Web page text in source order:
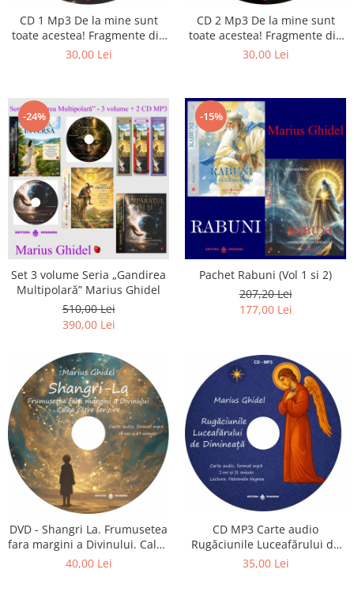
Literatura
Psihologie
Stiinta
CD 1 Mp3 De la mine sunt
toate acestea! Fragmente din
cărțile lui Marius Ghidel
30,00 Lei
CD 2 Mp3 De la mine sunt
toate acestea! Fragmente din
cărțile lui Marius Ghidel
30,00 Lei
-24%
Set 3 volume Seria „Gandirea
Multipolară” Marius Ghidel
510,00 Lei
390,00 Lei
-15%
Pachet Rabuni (Vol 1 si 2)
207,20 Lei
177,00 Lei
DVD - Shangri La. Frumusetea
fara margini a Divinului. Calea
catre fericire
40,00 Lei
CD MP3 Carte audio
Rugăciunile Luceafărului de
dimineață
35,00 Lei